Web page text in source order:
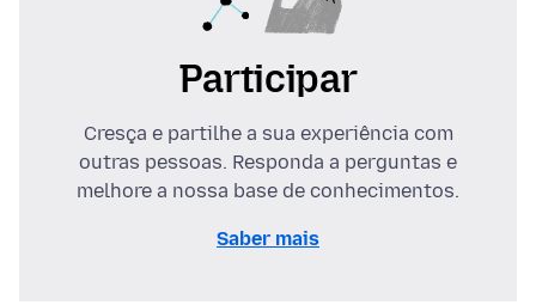
Participar
Cresça e partilhe a sua experiência com
outras pessoas. Responda a perguntas e
melhore a nossa base de conhecimentos.
Saber mais